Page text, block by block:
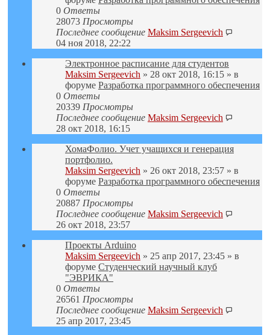
0 Ответы
28073 Просмотры
Последнее сообщение Maksim Sergeevich
04 ноя 2018, 22:22
Электронное расписание для студентов
Maksim Sergeevich » 28 окт 2018, 16:15 » в
форуме Разработка программного обеспечения
0 Ответы
20339 Просмотры
Последнее сообщение Maksim Sergeevich
28 окт 2018, 16:15
ХомаФолио. Учет учащихся и генерация
портфолио.
Maksim Sergeevich » 26 окт 2018, 23:57 » в
форуме Разработка программного обеспечения
0 Ответы
20887 Просмотры
Последнее сообщение Maksim Sergeevich
26 окт 2018, 23:57
Проекты Arduino
Maksim Sergeevich » 25 апр 2017, 23:45 » в
форуме Студенческий научный клуб
"ЭВРИКА"
0 Ответы
26561 Просмотры
Последнее сообщение Maksim Sergeevich
25 апр 2017, 23:45